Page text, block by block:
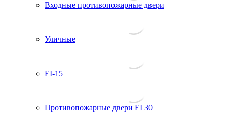
Входные противопожарные двери
Уличные
EI-15
Противопожарные двери EI 30